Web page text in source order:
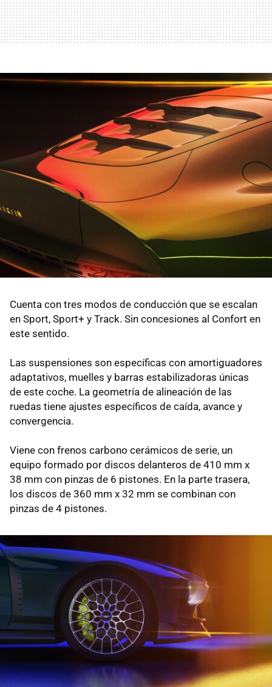
Cuenta con tres modos de conducción que se escalan
en Sport, Sport+ y Track. Sin concesiones al Confort en
este sentido.
Las suspensiones son específicas con amortiguadores
adaptativos, muelles y barras estabilizadoras únicas
de este coche. La geometría de alineación de las
ruedas tiene ajustes específicos de caída, avance y
convergencia.
Viene con frenos carbono cerámicos de serie, un
equipo formado por discos delanteros de 410 mm x
38 mm con pinzas de 6 pistones. En la parte trasera,
los discos de 360 mm x 32 mm se combinan con
pinzas de 4 pistones.